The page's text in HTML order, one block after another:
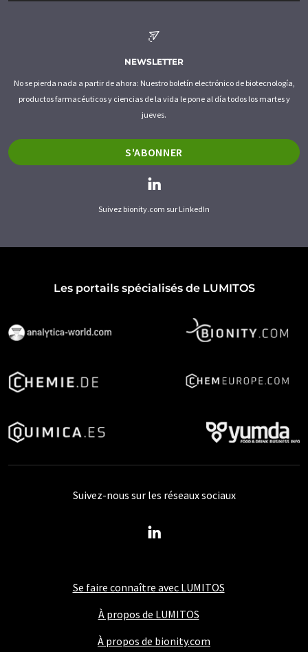
NEWSLETTER
No se pierda nada a partir de ahora: Nuestro boletín electrónico de biotecnología,
productos farmacéuticos y ciencias de la vida le pone al día todos los martes y
jueves.
S'ABONNER
Suivez bionity.com sur LinkedIn
Les portails spécialisés de LUMITOS
Se faire connaître avec LUMITOS
À propos de LUMITOS
À propos de bionity.com
Suivez-nous sur les réseaux sociaux